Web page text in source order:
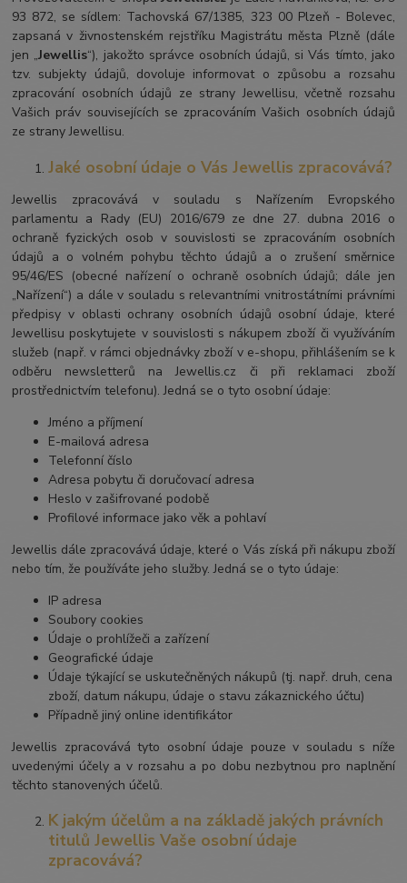
93 872, se sídlem: Tachovská 67/1385, 323 00 Plzeň - Bolevec,
zapsaná v živnostenském rejstříku Magistrátu města Plzně (dále
jen „Jewellis“), jakožto správce osobních údajů, si Vás tímto, jako
tzv. subjekty údajů, dovoluje informovat o způsobu a rozsahu
zpracování osobních údajů ze strany Jewellisu, včetně rozsahu
Vašich práv souvisejících se zpracováním Vašich osobních údajů
ze strany Jewellisu.
Jaké osobní údaje o Vás Jewellis zpracovává?
Jewellis zpracovává v souladu s Nařízením Evropského
parlamentu a Rady (EU) 2016/679 ze dne 27. dubna 2016 o
ochraně fyzických osob v souvislosti se zpracováním osobních
údajů a o volném pohybu těchto údajů a o zrušení směrnice
95/46/ES (obecné nařízení o ochraně osobních údajů; dále jen
„Nařízení“) a dále v souladu s relevantními vnitrostátními právními
předpisy v oblasti ochrany osobních údajů osobní údaje, které
Jewellisu poskytujete v souvislosti s nákupem zboží či využíváním
služeb (např. v rámci objednávky zboží v e-shopu, přihlášením se k
odběru newsletterů na Jewellis.cz či při reklamaci zboží
prostřednictvím telefonu). Jedná se o tyto osobní údaje:
Jméno a příjmení
E-mailová adresa
Telefonní číslo
Adresa pobytu či doručovací adresa
Heslo v zašifrované podobě
Profilové informace jako věk a pohlaví
Jewellis dále zpracovává údaje, které o Vás získá při nákupu zboží
nebo tím, že používáte jeho služby. Jedná se o tyto údaje:
IP adresa
Soubory cookies
Údaje o prohlížeči a zařízení
Geografické údaje
Údaje týkající se uskutečněných nákupů (tj. např. druh, cena
zboží, datum nákupu, údaje o stavu zákaznického účtu)
Případně jiný online identifikátor
Jewellis zpracovává tyto osobní údaje pouze v souladu s níže
uvedenými účely a v rozsahu a po dobu nezbytnou pro naplnění
těchto stanovených účelů.
K jakým účelům a na základě jakých právních
titulů Jewellis Vaše osobní údaje
zpracovává?